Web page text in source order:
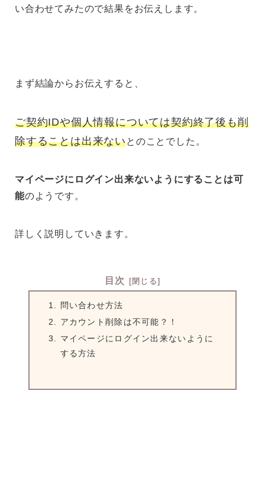
い合わせてみたので結果をお伝えします。
まず結論からお伝えすると、
ご契約IDや個人情報については契約終了後も削
除することは出来ないとのことでした。
マイページにログイン出来ないようにすることは可
能のようです。
詳しく説明していきます。
目次
問い合わせ方法
アカウント削除は不可能？！
マイページにログイン出来ないように
する方法